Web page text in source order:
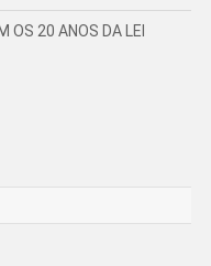
OS 20 ANOS DA LEI